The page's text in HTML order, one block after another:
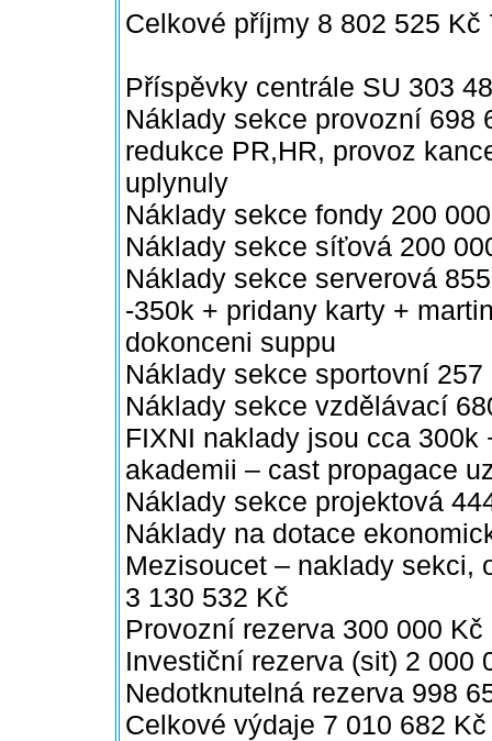
Celkové příjmy 8 802 525 Kč
Příspěvky centrále SU 303
Náklady sekce provozní 698
redukce PR,HR, provoz
uplynuly
Náklady sekce fondy 200
Náklady sekce síťová 200
Náklady sekce serverová
-350k + pridany karty +
dokonceni suppu
Náklady sekce sportovní
Náklady sekce vzdělávací
FIXNI naklady jsou cca
akademii – cast propagace
Náklady sekce projektová
Náklady na dotace
Mezisoucet – naklady sekci,
3 130 532 Kč
Provozní rezerva 300 000 Kč
Investiční rezerva (sit) 2 000
Nedotknutelná rezerva 998
Celkové výdaje 7 010 682